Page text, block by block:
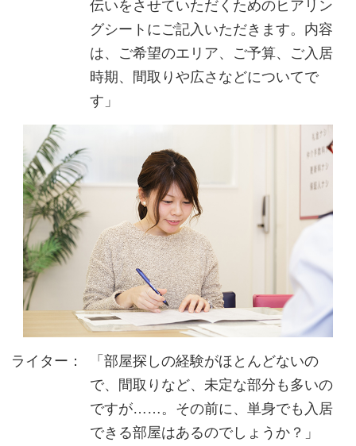
伝いをさせていただくためのヒアリン
グシートにご記入いただきます。内容
は、ご希望のエリア、ご予算、ご入居
時期、間取りや広さなどについてで
す」
ライター：
「部屋探しの経験がほとんどないの
で、間取りなど、未定な部分も多いの
ですが……。その前に、単身でも入居
できる部屋はあるのでしょうか？」